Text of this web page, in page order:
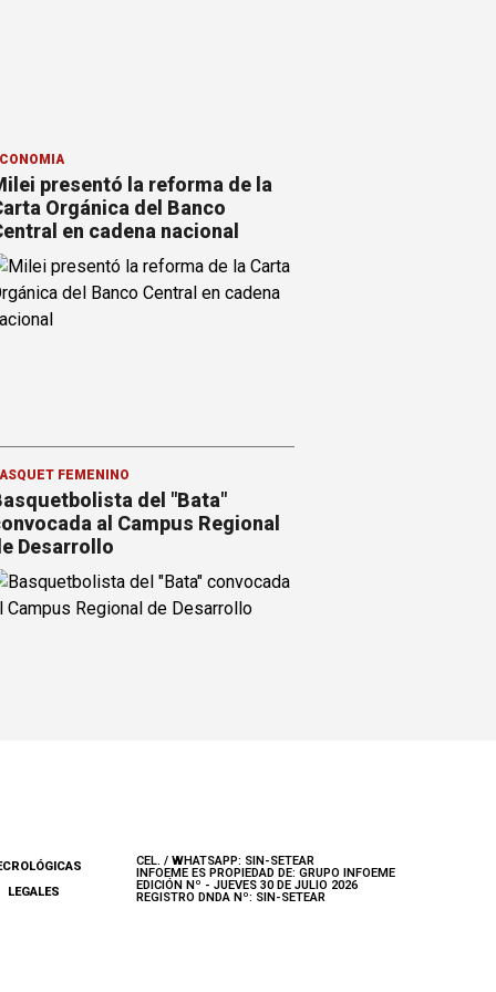
presentó la reforma de la
Orgánica del Banco
en cadena nacional
FEMENINO
del "Bata"
al Campus Regional
Desarrollo
LEGALES
CEL. / WHATSAPP: SIN-SETEAR
INFOEME ES PROPIEDAD DE: GRUPO INFOEME
EDICIÓN Nº - JUEVES 30 DE JULIO 2026
REGISTRO DNDA Nº: SIN-SETEAR